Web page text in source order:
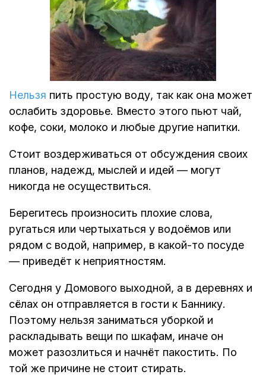
Нельзя пить простую воду, так как она может
ослабить здоровье. Вместо этого пьют чай,
кофе, соки, молоко и любые другие напитки.
Стоит воздерживаться от обсуждения своих
планов, надежд, мыслей и идей — могут
никогда не осуществиться.
Берегитесь произносить плохие слова,
ругаться или чертыхаться у водоёмов или
рядом с водой, например, в какой-то посуде
— приведёт к неприятностям.
Сегодня у Домового выходной, а в деревнях и
сёлах он отправляется в гости к Баннику.
Поэтому нельзя заниматься уборкой и
раскладывать вещи по шкафам, иначе он
может разозлиться и начнёт пакостить. По
той же причине не стоит стирать.